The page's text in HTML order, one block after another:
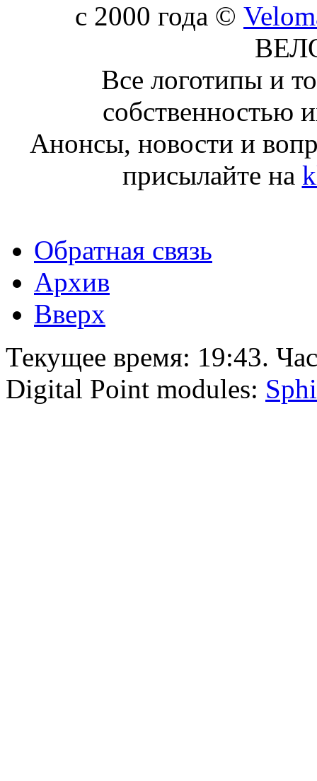
c 2000 года ©
Все логотипы и
собственностью
Анонсы, новости и
присылайте на
Обратная связь
Архив
Вверх
Текущее время: 19:43.
Digital Point modules: